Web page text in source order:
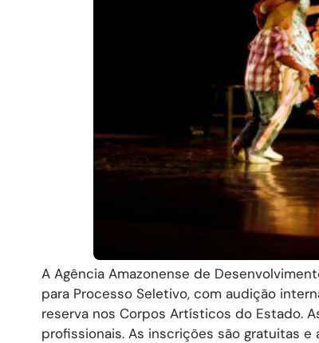
A Agência Amazonense de
para Processo Seletivo, com audição
reserva nos Corpos Artísticos do Estado.
profissionais. As inscrições são gratuitas